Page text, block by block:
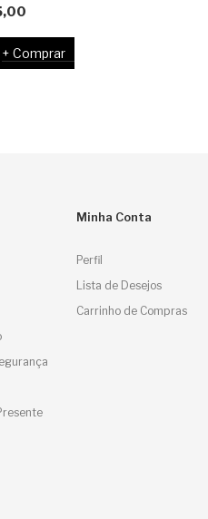
Comprar
Minha Conta
Perfil
Lista de Desejos
Carrinho de Compras